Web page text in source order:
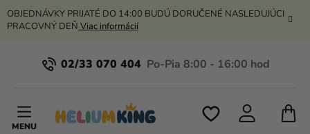
Prejsť
na
OBJEDNÁVKY PRIJATÉ DO 14:00 BUDÚ DORUČENÉ NASLEDUJÚCI
PRACOVNÝ DEŇ Viac informácií
02/33 070 404